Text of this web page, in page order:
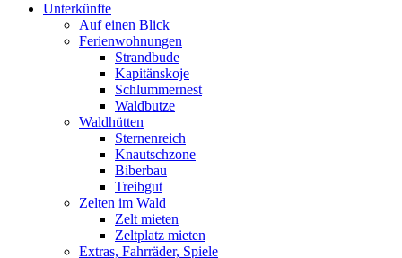
Unterkünfte
Auf einen Blick
Ferienwohnungen
Strandbude
Kapitänskoje
Schlummernest
Waldbutze
Waldhütten
Sternenreich
Knautschzone
Biberbau
Treibgut
Zelten im Wald
Zelt mieten
Zeltplatz mieten
Extras, Fahrräder, Spiele